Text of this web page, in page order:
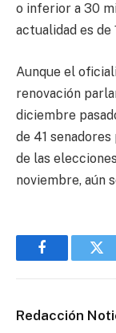
o inferior a 30
actualidad es de
Aunque el
renovación
diciembre
de 41
de las
noviembre, aún
Facebook
Redacción